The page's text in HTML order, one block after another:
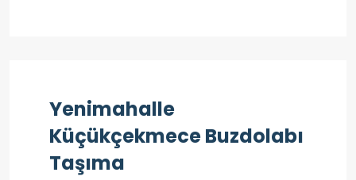
Yenimahalle
Küçükçekmece Buzdolabı
Taşıma